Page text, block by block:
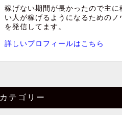
稼げない期間が長かったので主に
い人が稼げるようになるためのノ
を発信してます。
詳しいプロフィールはこちら
カテゴリー